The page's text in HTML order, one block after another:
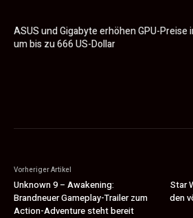
ASUS und Gigabyte erhöhen GPU-Preise
um bis zu 666 US-Dollar
Vorheriger Artikel
Unknown 9 – Awakening:
Brandneuer Gameplay-Trailer zum
Action-Adventure steht bereit
Star
den